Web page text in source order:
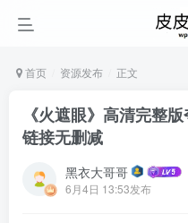
首页 资源发布 正文
《火遮眼》高清完整
链接无删减
黑衣大哥哥
6月4日 13:53发布